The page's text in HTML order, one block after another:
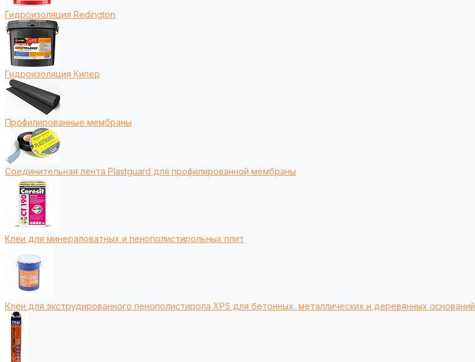
Гидроизоляция Redington
Гидроизоляция Кипер
Профилированные мембраны
Соединительная лента Plastguard для профилированной мембраны
Клеи для минераловатных и пенополистирольных плит
Клеи для экструдированного пенополистирола XPS для бетонных, металлических и деревянных оснований